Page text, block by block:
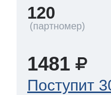
120
1481
Поступит